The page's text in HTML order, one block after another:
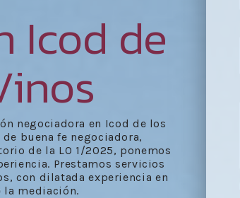
Icod de
negociadora en Icod de los
buena fe negociadora,
de la LO 1/2025, ponemos
Prestamos servicios
con dilatada experiencia en
mediación.